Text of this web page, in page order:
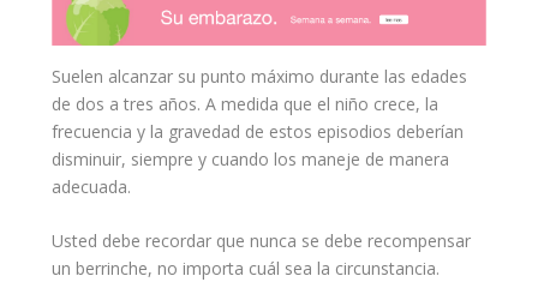
Suelen alcanzar su punto máximo durante las edades
de dos a tres años. A medida que el niño crece, la
frecuencia y la gravedad de estos episodios deberían
disminuir, siempre y cuando los maneje de manera
adecuada.
Usted debe recordar que nunca se debe recompensar
un berrinche, no importa cuál sea la circunstancia.